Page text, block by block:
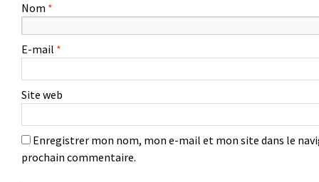
Nom *
E-mail *
Site web
Enregistrer mon nom, mon e-mail et mon site dans le
prochain commentaire.